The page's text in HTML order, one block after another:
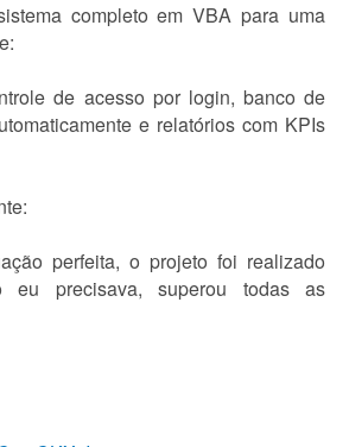
completo em VBA para uma
de acesso por login, banco de
e relatórios com KPIs
perfeita, o projeto foi realizado
eu precisava, superou todas as